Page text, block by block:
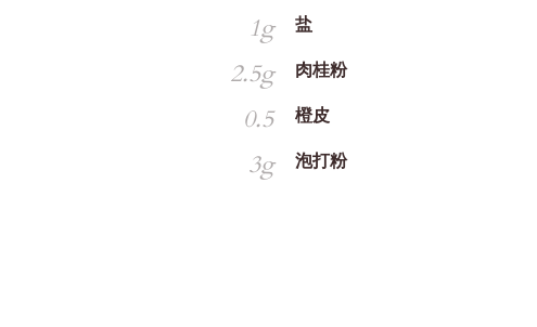
1g 盐
2.5g 肉桂粉
0.5 橙皮
3g 泡打粉